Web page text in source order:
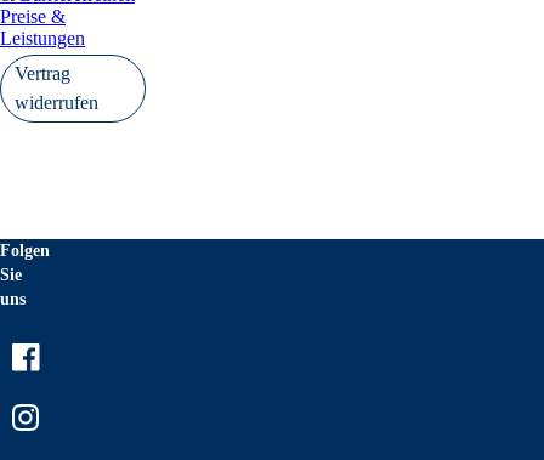
Preise &
Leistungen
Vertrag
widerrufen
Folgen
Sie
uns